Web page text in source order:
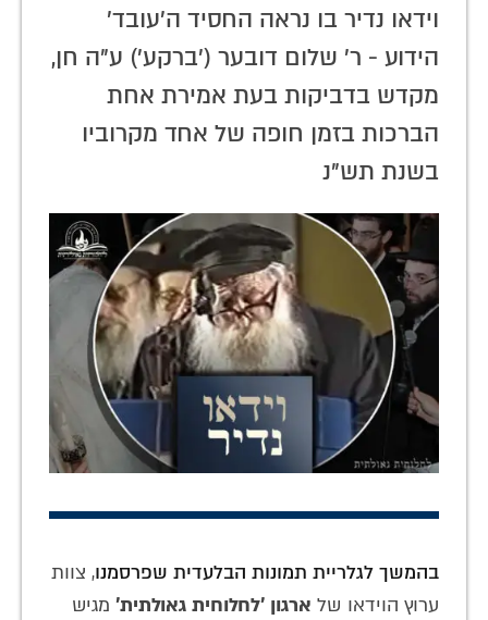
וידאו נדיר בו נראה החסיד ה'עובד'
הידוע - ר' שלום דובער ('ברקע') ע"ה חן,
מקדש בדביקות בעת אמירת אחת
הברכות בזמן חופה של אחד מקרוביו
בשנת תש"נ
בהמשך לגלריית תמונות הבלעדית שפרסמנו, צוות
ערוץ הוידאו של ארגון 'לחלוחית גאולתית' מגיש